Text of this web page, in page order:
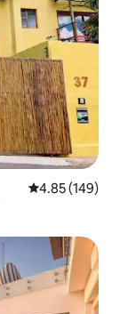
औसत रेटिंग 5 में से
4.85 (149)